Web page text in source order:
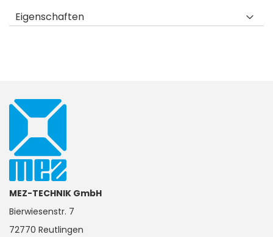
Eigenschaften
MEZ-TECHNIK GmbH
Bierwiesenstr. 7
72770 Reutlingen